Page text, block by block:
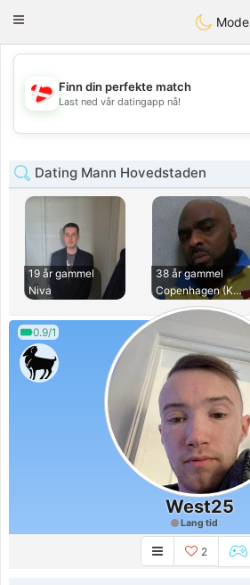
SmukDansk
Toggle
Mode
💖
Finn din perfekte match
Last ned vår datingapp nå!
Dating Mann Hovedstaden
19 år gammel
Niva
38 år gammel
Copenhagen (Københ
0.9/1
West25
Lang tid
2